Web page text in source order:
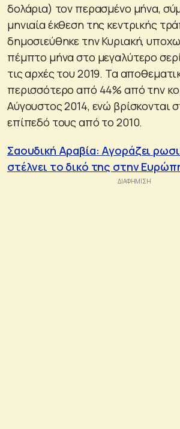
δολάρια) τον περασμένο μήνα,
μηνιαία έκθεση της κεντρικής
δημοσιεύθηκε την Κυριακή,
πέμπτο μήνα στο μεγαλύτερο
τις αρχές του 2019. Τα
περισσότερο από 44% από την
Αύγουστος 2014, ενώ βρίσκονται
επίπεδό τους από το 2010.
Σαουδική Αραβία: Αγοράζει
στέλνει το δικό της στην